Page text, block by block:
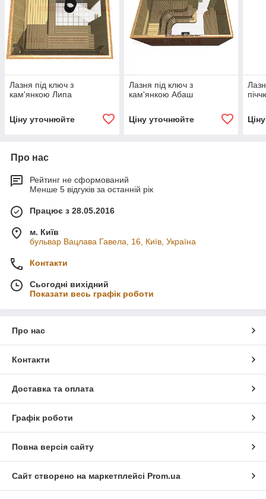
Лазня під ключ з
кам'янкою Липа
Ціну уточнюйте
Лазня під ключ з
кам'янкою Абаш
Ціну уточнюйте
Про нас
Рейтинг не сформований
Менше 5 відгуків за останній рік
Працює з 28.05.2016
м. Київ
бульвар Вацлава Гавела, 16, Київ, Україна
Контакти
Сьогодні вихідний
Показати весь графік роботи
Про нас
Контакти
Доставка та оплата
Графік роботи
Повна версія сайту
Сайт створено на маркетплейсі Prom.ua